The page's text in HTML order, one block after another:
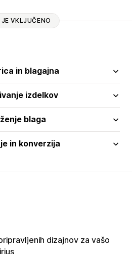
VKLJUČENO
in blagajna
izdelkov
blaga
in konverzija
dizajnov za vašo